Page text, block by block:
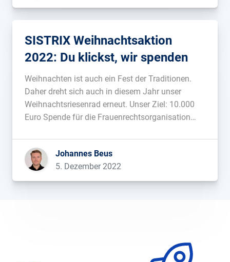
SISTRIX Weihnachtsaktion
2022: Du klickst, wir spenden
Weihnachten ist auch ein Fest der Traditionen.
Daher dreht sich auch in diesem Jahr unser
Weihnachtsriesenrad erneut. Unser Ziel: 10.000
Euro Spende für die Frauenrechtsorganisation
Johannes Beus
5. Dezember 2022